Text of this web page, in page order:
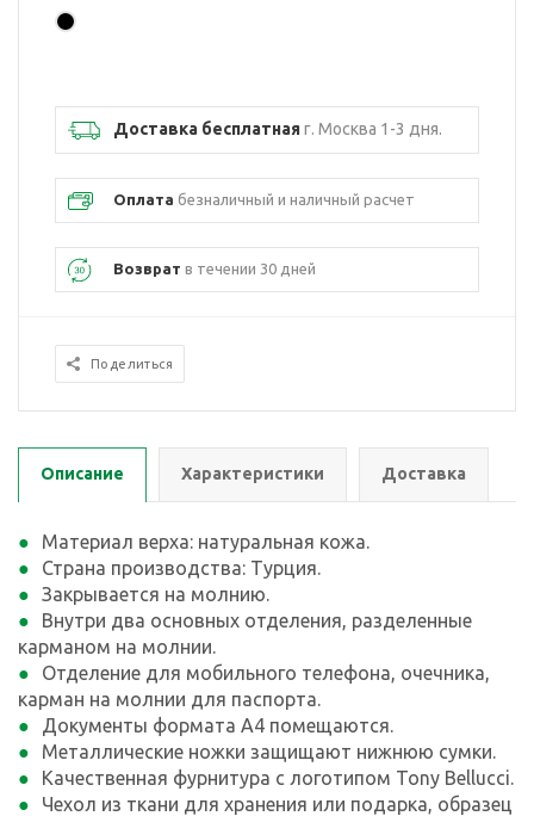
Доставка бесплатнаяг. Москва 1-3 дня.
Оплата безналичный и наличный расчет
Возврат в течении 30 дней
Поделиться
Описание Характеристики Доставка
Материал верха: натуральная кожа.
Страна производства: Турция.
Закрывается на молнию.
Внутри два основных отделения, разделенные
карманом на молнии.
Отделение для мобильного телефона, очечника,
карман на молнии для паспорта.
Документы формата А4 помещаются.
Металлические ножки защищают нижнюю сумки.
Качественная фурнитура с логотипом Tony Bellucci.
Чехол из ткани для хранения или подарка, образец